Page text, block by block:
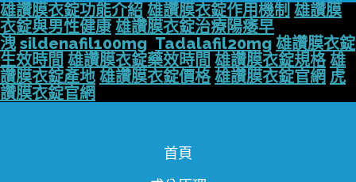
雄讚膜衣錠功能介紹 雄讚膜衣錠作用機制 雄讚膜
衣錠與男性健康 雄讚膜衣錠治療陽痿早
洩 sildenafil100mg Tadalafil20mg 雄讚膜衣錠
生效時間 雄讚膜衣錠藥效時間 雄讚膜衣錠規格 雄
讚膜衣錠產地 雄讚膜衣錠價格 雄讚膜衣錠官網 虎
讚膜衣錠官網
首頁